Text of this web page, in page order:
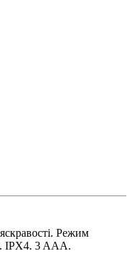
Режим
IPX4. 3 AAA.